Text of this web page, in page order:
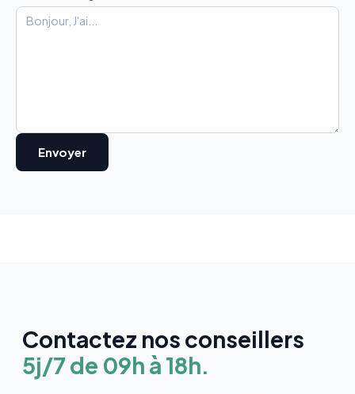
Contactez nos conseillers
5j/7 de 09h à 18h.